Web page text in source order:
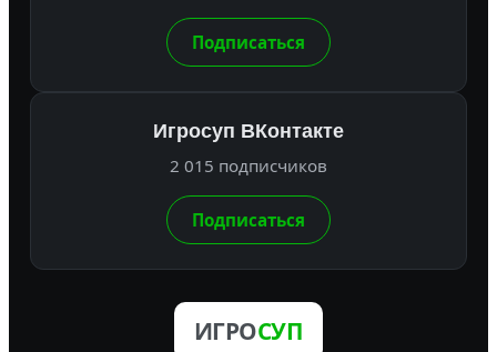
Подписаться
Игросуп ВКонтакте
2 015 подписчиков
Подписаться
ИГРОСУП